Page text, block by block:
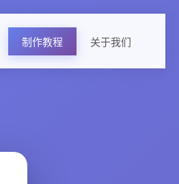
制作教程 关于我们